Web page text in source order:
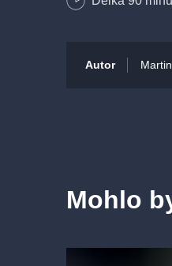
i úplně
Režie: Jakub
Julek
Autor
Mohlo